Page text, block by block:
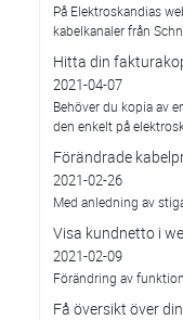
På Elektroskandias
kabelkanaler från
Hitta din
2021-04-07
Behöver du kopia av
den enkelt på
Förändrade
2021-02-26
Med anledning av
Visa kundnetto i
2021-02-09
Förändring av funktion.
Få översikt över